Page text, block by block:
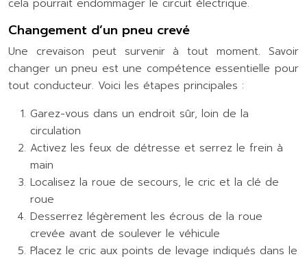
cela pourrait endommager le circuit électrique.
Changement d’un pneu crevé
Une crevaison peut survenir à tout moment. Savoir
changer un pneu est une compétence essentielle pour
tout conducteur. Voici les étapes principales :
Garez-vous dans un endroit sûr, loin de la
circulation
Activez les feux de détresse et serrez le frein à
main
Localisez la roue de secours, le cric et la clé de
roue
Desserrez légèrement les écrous de la roue
crevée avant de soulever le véhicule
Placez le cric aux points de levage indiqués dans le